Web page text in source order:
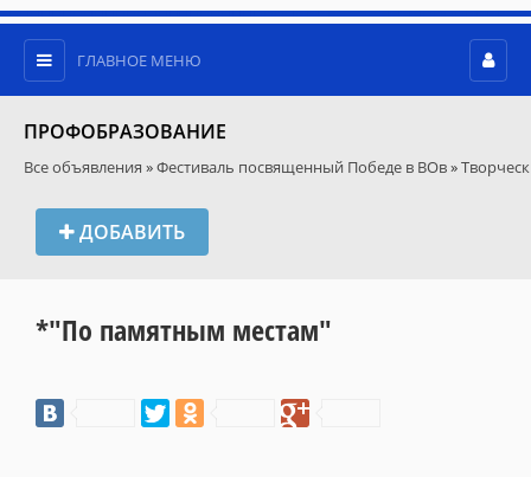
ГЛАВНОЕ МЕНЮ
ПРОФОБРАЗОВАНИЕ
Все объявления »Фестиваль посвященный Победе в ВОв»
ДОБАВИТЬ
*"По памятным местам"